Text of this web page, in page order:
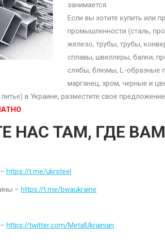
занимается.
Если вы хотите купить или
промышленности (сталь,
железо, трубы, трубы,
сплавы, швеллеры, балки,
слябы, блюмы, L-образные
марганец, хром, черные и
в Украине, разместите свое
.
НАС ТАМ, ГДЕ
https://t.me/ukrsteel
– https://t.me/bwaukraine
https://twitter.com/MetalUkrainian